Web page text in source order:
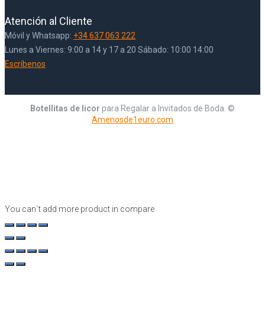
Atención al Cliente
Móvil y Whatsapp: +34 637 063 222
Lunes a Viernes: 9:00 a 14 y 17 a 20 Sábado: 10:00 14:00
Escríbenos
Botellitas de licor para Regalar a Invitados de Boda. ©
Amenosde1euro.com
You can`t add more product in compare